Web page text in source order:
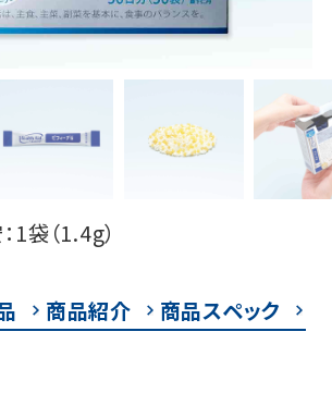
袋（1.4g）
商品紹介 商品スペック